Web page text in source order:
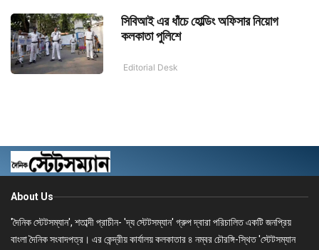
সিবিআই এর ধাঁচে হোল্ডিং অফিসার নিয়োগ
কলকাতা পুলিশে
Editorial Desk
About Us
'দৈনিক স্টেটসম্যান', শতাব্দী প্রাচীন- 'দ্য স্টেটসম্যান' গ্রুপ দ্বারা পরিচালিত একটি জনপ্রিয়
বাংলা দৈনিক সংবাদপত্র। এর কেন্দ্রীয় কার্যালয় কলকাতার ৪ নম্বর চৌরঙ্গি-স্থিত 'স্টেটসম্যান